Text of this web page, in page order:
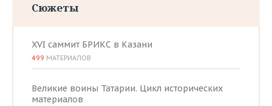
Сюжеты
XVI саммит БРИКС в Казани
499 МАТЕРИАЛОВ
Великие воины Татарии. Цикл исторических
материалов